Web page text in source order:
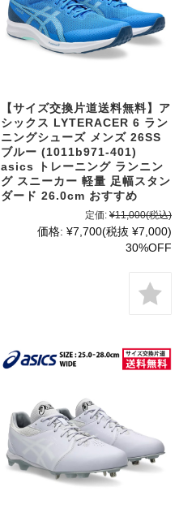
【サイズ交換片道送料無料】ア
シックス LYTERACER 6 ラン
ニングシューズ メンズ 26SS
ブルー (1011b971-401)
asics トレーニング ランニン
グ スニーカー 軽量 足幅スタン
ダード 26.0cm おすすめ
定価: ¥11,000(税込)
価格: ¥7,700(税抜 ¥7,000)
30%OFF